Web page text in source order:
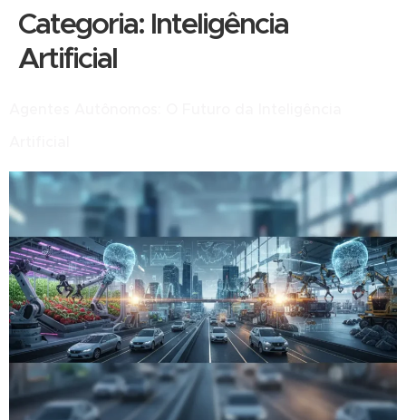
Categoria: Inteligência
Artificial